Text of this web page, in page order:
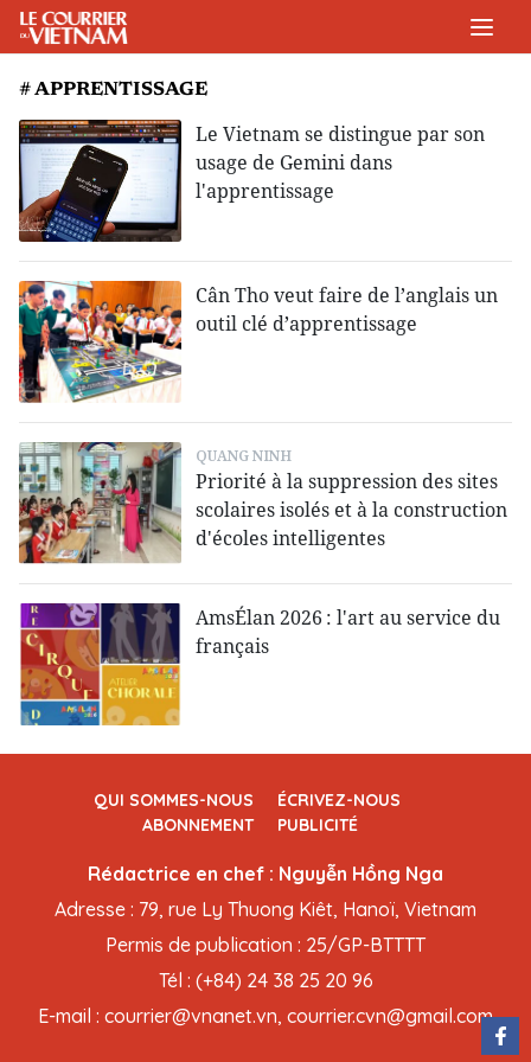
# APPRENTISSAGE
Le Vietnam se distingue par son
usage de Gemini dans
l'apprentissage
Cân Tho veut faire de l’anglais un
outil clé d’apprentissage
QUANG NINH
Priorité à la suppression des sites
scolaires isolés et à la construction
d'écoles intelligentes
AmsÉlan 2026 : l'art au service du
français
QUI SOMMES-NOUS
ÉCRIVEZ-NOUS
ABONNEMENT
PUBLICITÉ
Rédactrice en chef : Nguyễn Hồng Nga
Adresse : 79, rue Ly Thuong Kiêt, Hanoï, Vietnam
Permis de publication : 25/GP-BTTTT
Tél : (+84) 24 38 25 20 96
E-mail : courrier@vnanet.vn, courrier.cvn@gmail.com